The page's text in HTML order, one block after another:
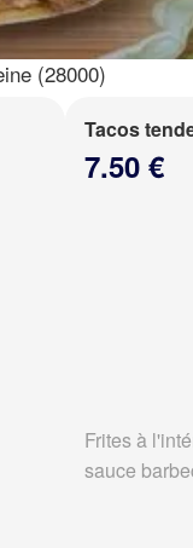
(28000)
Tacos
7.50 €
Frites à
sauce